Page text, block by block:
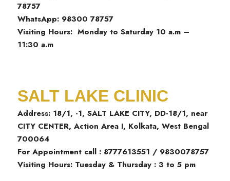
78757
WhatsApp: 98300 78757
Visiting Hours: Monday to Saturday 10 a.m –
11:30 a.m
SALT LAKE CLINIC
Address: 18/1, -1, SALT LAKE CITY, DD-18/1, near
CITY CENTER, Action Area I, Kolkata, West Bengal
700064
For Appointment call : 8777613551 / 9830078757
Visiting Hours: Tuesday & Thursday : 3 to 5 pm